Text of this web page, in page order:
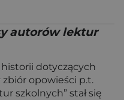
autorów lektur
dotyczących
opowieści p.t.
szkolnych” stał się